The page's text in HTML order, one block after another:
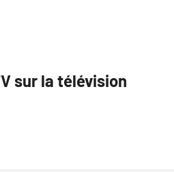
sur la télévision